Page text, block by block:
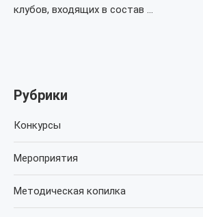
клубов, входящих в состав …
Рубрики
Конкурсы
Мероприятия
Методическая копилка